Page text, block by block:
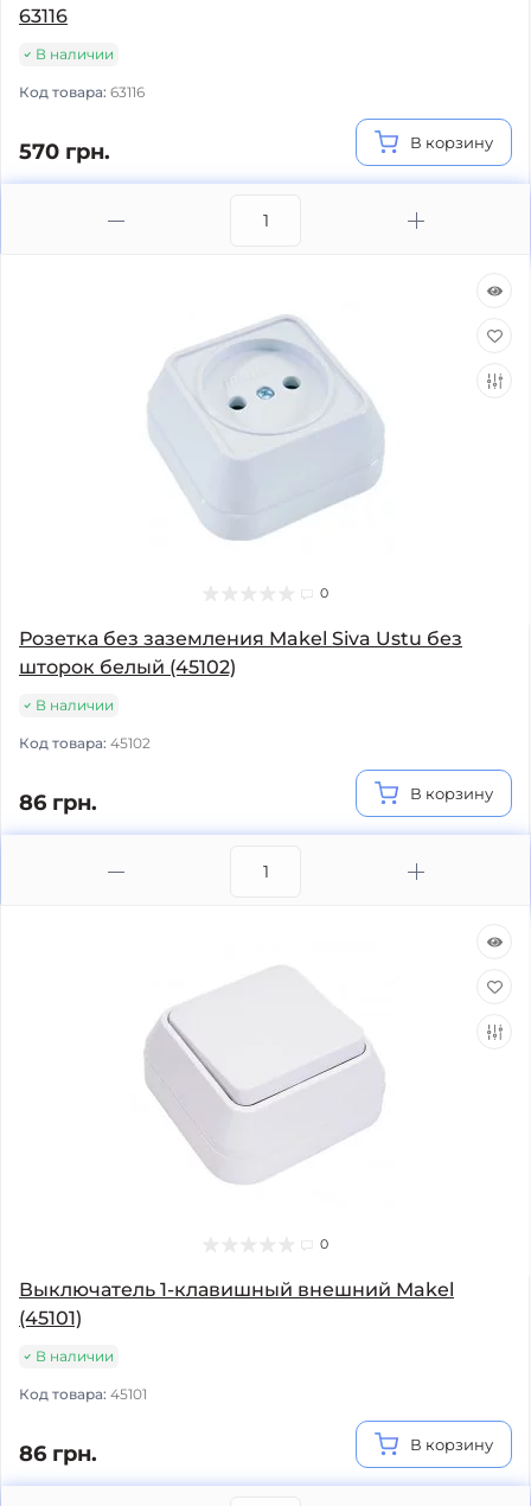
63116
В наличии
Код товара: 63116
570 грн. В корзину
0
Розетка без заземления Makel Siva Ustu без
шторок белый (45102)
В наличии
Код товара: 45102
86 грн. В корзину
0
Выключатель 1-клавишный внешний Makel
(45101)
В наличии
Код товара: 45101
86 грн. В корзину